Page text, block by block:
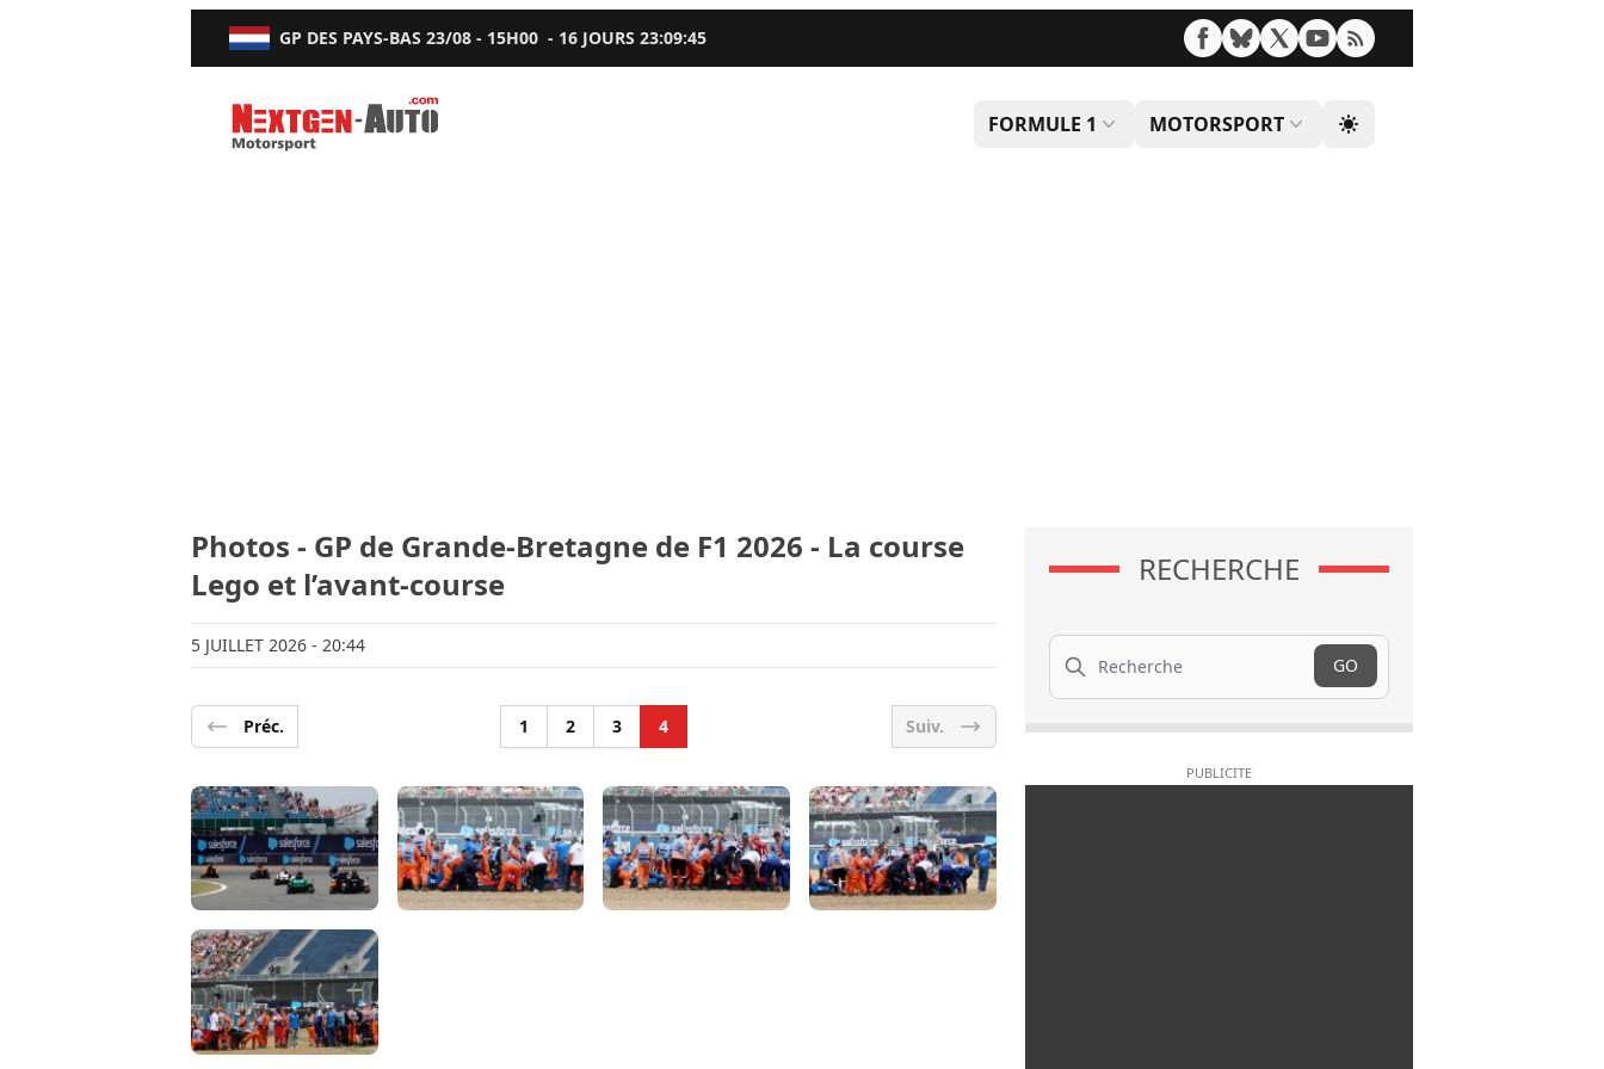
GP DES PAYS-BAS 23/08 - 15H00 - 16 JOURS23:09:45
Nextgen-Auto.com
FORMULE 1 MOTORSPORT
Photos - GP de Grande-Bretagne de F1 2026 - La course
Lego et l’avant-course
5 JUILLET 2026 - 20:44
Préc. 1 2 3 4 Suiv.
RECHERCHE
Recherche
GO